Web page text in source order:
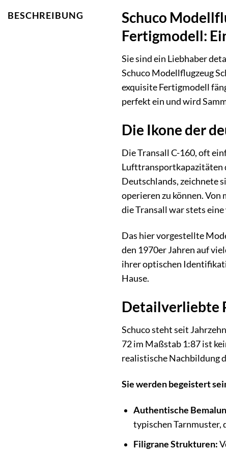
BESCHREIBUNG
Schuco
Fertigmodell:
Sie sind ein Liebhaber
Schuco Modellflugzeug
exquisite Fertigmodell
perfekt ein und wird
Die Ikone der
Die Transall C-160, oft
Lufttransportkapazitäten
Deutschlands, zeichnete
operieren zu können.
die Transall war stets
Das hier vorgestellte
den 1970er Jahren auf
ihrer optischen
Hause.
Detailverliebte
Schuco steht seit
72 im Maßstab 1:87 ist
realistische Nachbildung
Sie werden begeistert
Authentische
typischen Tarnmuster,
Filigrane Strukturen: